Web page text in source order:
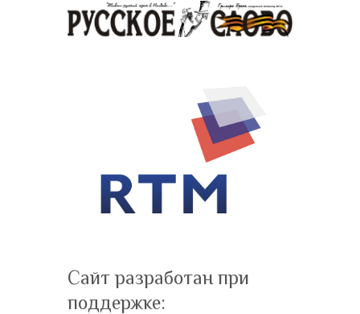
Сайт разработан при
поддержке: